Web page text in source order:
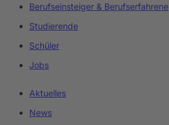
Berufseinsteiger & Berufserfahrene
Studierende
Schüler
Jobs
Aktuelles
News